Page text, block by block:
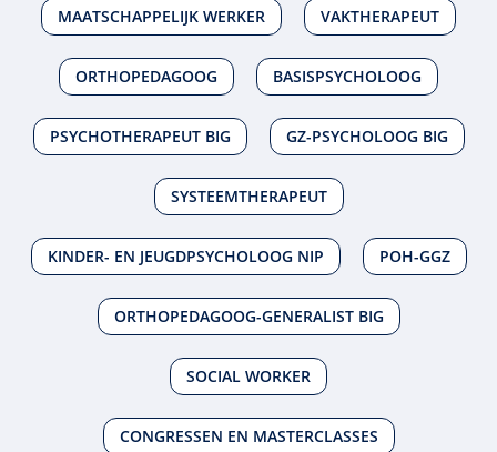
MAATSCHAPPELIJK WERKER VAKTHERAPEUT
ORTHOPEDAGOOG BASISPSYCHOLOOG
PSYCHOTHERAPEUT BIG GZ-PSYCHOLOOG BIG
SYSTEEMTHERAPEUT
KINDER- EN JEUGDPSYCHOLOOG NIP POH-GGZ
ORTHOPEDAGOOG-GENERALIST BIG
SOCIAL WORKER
CONGRESSEN EN MASTERCLASSES